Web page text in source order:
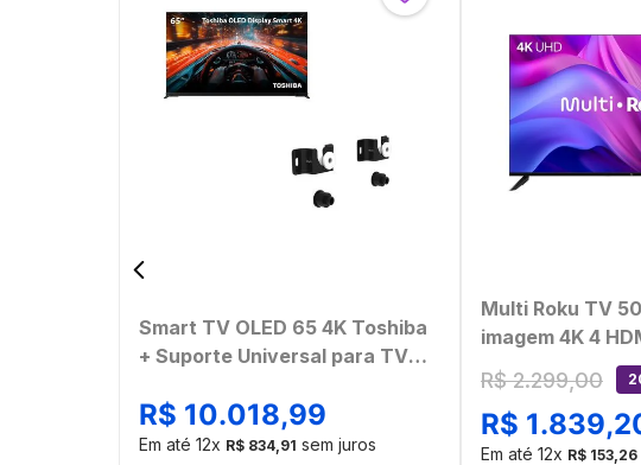
Smart TV OLED 65 4K Toshiba
+ Suporte Universal para TV
R$ 10.018,99
Em até12x R$ 834,91 sem juros
Multi Roku TV
imagem 4K 4
compatível com
Home -
[Reembalado]
R$ 2.299,00
R$ 1.839,
Em até12x R$ 153,26